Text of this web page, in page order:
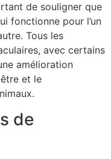
de souligner que
fonctionne pour l’un
Tous les
avec certains
amélioration
et le
de